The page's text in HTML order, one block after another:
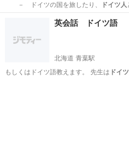
－ ドイツの国を旅したり、
ドイツ人
い方。 …名古屋市 原駅 その他
英会話 ドイツ語
北海道 青葉駅
もしくはドイツ語教えます。 先生は ドイ